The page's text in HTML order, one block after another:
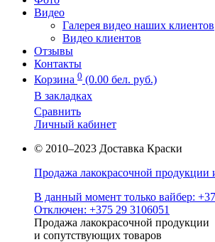
Видео
Галерея видео наших клиентов
Видео клиентов
Отзывы
Контакты
Корзина 0 (0.00 бел. руб.)
В закладках
Сравнить
Личный кабинет
© 2010–2023 Доставка Краски
Продажа лакокрасочной
В данный момент только вайбер:
Отключен: +375 29 3106051
Продажа лакокрасочной продукции
и сопутствующих товаров